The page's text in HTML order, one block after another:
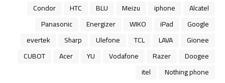
Alcatel
iphone
Meizu
BLU
HTC
Condor
Google
iPad
WIKO
Energizer
Panasonic
Gionee
LAVA
TCL
Ulefone
Sharp
evertek
Doogee
Razer
Vodafone
YU
Acer
CUBOT
Nothing phone
itel